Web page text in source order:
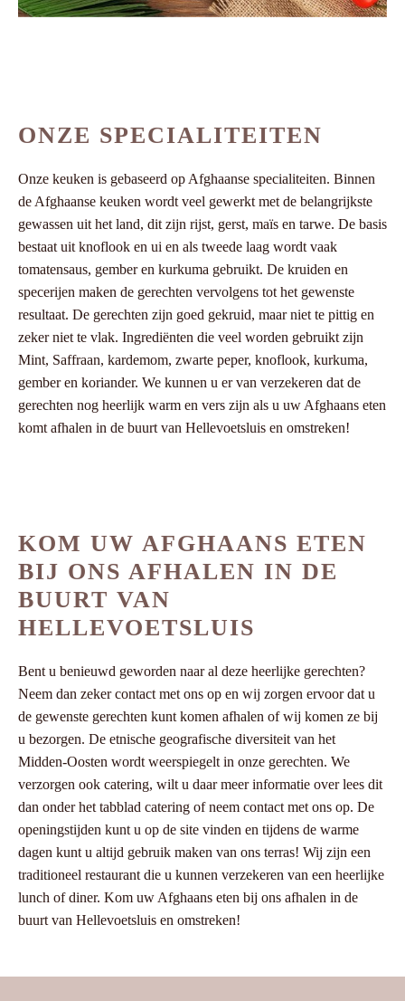
ONZE SPECIALITEITEN
Onze keuken is gebaseerd op Afghaanse specialiteiten. Binnen
de Afghaanse keuken wordt veel gewerkt met de belangrijkste
gewassen uit het land, dit zijn rijst, gerst, maïs en tarwe. De basis
bestaat uit knoflook en ui en als tweede laag wordt vaak
tomatensaus, gember en kurkuma gebruikt. De kruiden en
specerijen maken de gerechten vervolgens tot het gewenste
resultaat. De gerechten zijn goed gekruid, maar niet te pittig en
zeker niet te vlak. Ingrediënten die veel worden gebruikt zijn
Mint, Saffraan, kardemom, zwarte peper, knoflook, kurkuma,
gember en koriander. We kunnen u er van verzekeren dat de
gerechten nog heerlijk warm en vers zijn als u uw Afghaans eten
komt afhalen in de buurt van Hellevoetsluis en omstreken!
KOM UW AFGHAANS ETEN
BIJ ONS AFHALEN IN DE
BUURT VAN
HELLEVOETSLUIS
Bent u benieuwd geworden naar al deze heerlijke gerechten?
Neem dan zeker contact met ons op en wij zorgen ervoor dat u
de gewenste gerechten kunt komen afhalen of wij komen ze bij
u bezorgen. De etnische geografische diversiteit van het
Midden-Oosten wordt weerspiegelt in onze gerechten. We
verzorgen ook catering, wilt u daar meer informatie over lees dit
dan onder het tabblad catering of neem contact met ons op. De
openingstijden kunt u op de site vinden en tijdens de warme
dagen kunt u altijd gebruik maken van ons terras! Wij zijn een
traditioneel restaurant die u kunnen verzekeren van een heerlijke
lunch of diner. Kom uw Afghaans eten bij ons afhalen in de
buurt van Hellevoetsluis en omstreken!